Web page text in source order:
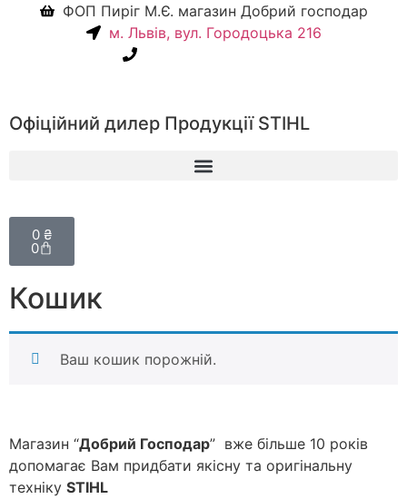
ФОП Пиріг М.Є. магазин Добрий господар
м. Львів, вул. Городоцька 216
Офіційний дилер Продукції STIHL
0 ₴
0
Кошик
Ваш кошик порожній.
Магазин “Добрий Господар” вже більше 10 років
допомагає Вам придбати якісну та оригінальну
техніку STIHL